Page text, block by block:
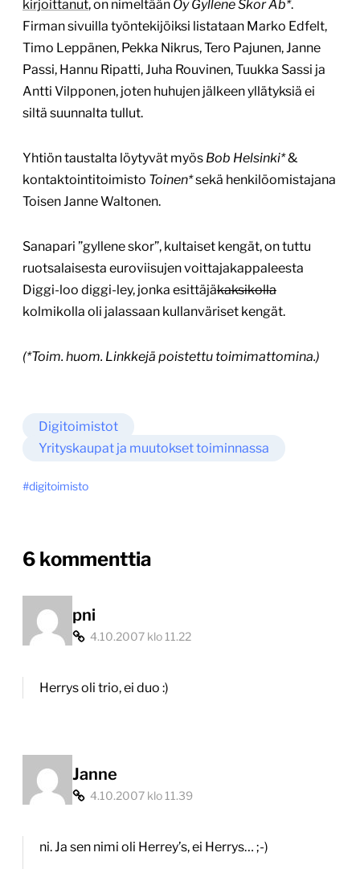
kirjoittanut, on nimeltään Oy Gyllene Skor Ab*.
Firman sivuilla työntekijöiksi listataan Marko Edfelt,
Timo Leppänen, Pekka Nikrus, Tero Pajunen, Janne
Passi, Hannu Ripatti, Juha Rouvinen, Tuukka Sassi ja
Antti Vilpponen, joten huhujen jälkeen yllätyksiä ei
siltä suunnalta tullut.
Yhtiön taustalta löytyvät myös Bob Helsinki*&
kontaktointitoimisto Toinen*sekä henkilöomistajana
Toisen Janne Waltonen.
Sanapari ”gyllene skor”, kultaiset kengät, on tuttu
ruotsalaisesta euroviisujen voittajakappaleesta
Diggi-loo diggi-ley, jonka esittäjäkaksikolla
kolmikolla oli jalassaan kullanväriset kengät.
(*Toim. huom. Linkkejä poistettu toimimattomina.)
Digitoimistot
Yrityskaupat ja muutokset toiminnassa
digitoimisto
6 kommenttia
on
pni
4.10.2007 klo 11.22
Herrys oli trio, ei duo :)
Janne
4.10.2007 klo 11.39
ni. Ja sen nimi oli Herrey’s, ei Herrys… ;-)